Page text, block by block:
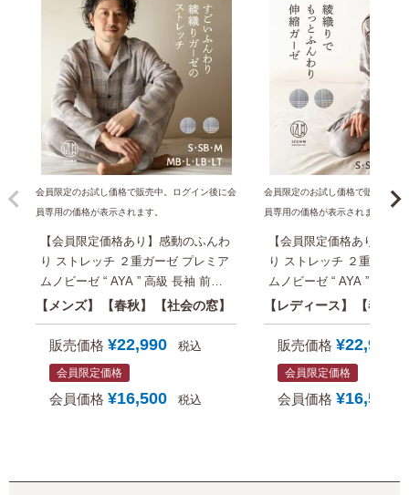
会員限定のお試し価格で販売中。ログイン後に会
員専用の価格が表示されます。
【会員限定価格あり】感動のふんわ
り ストレッチ ２重ガーゼ プレミア
ムノビーゼ “ AYA ” 高級 長袖 前開
き グレンチェック メンズ パジャマ
パジャマ屋 IZUMM 父 男性 実用的
誕生日 プレゼント にも おすすめ
メンズ 春秋 社会の窓
販売価格 ¥22,990 税込
会員限定価格
会員価格 ¥16,500 税込
会員限定のお試し価格で販売中。
員専用の価格が表示されます。
【会員限定価格あり】感
り ストレッチ ２重ガー
ムノビーゼ “ AYA ” 長袖 前開き グ
レンチェック レディース
パジャマ屋 IZUMM
レディース 春秋
販売価格 ¥22,990
会員限定価格
会員価格 ¥16,500